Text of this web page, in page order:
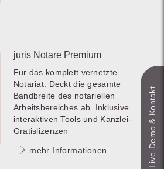
juris Notare Premium
Für das komplett vernetzte
Notariat: Deckt die gesamte
Bandbreite des notariellen
Arbeitsbereiches ab. Inklusive
interaktiven Tools und Kanzlei-
Gratislizenzen
mehr Informationen Live‑Demo & Kontakt